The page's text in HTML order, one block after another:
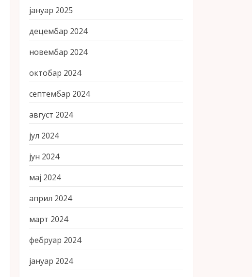
јануар 2025
децембар 2024
новембар 2024
октобар 2024
септембар 2024
август 2024
јул 2024
јун 2024
мај 2024
април 2024
март 2024
фебруар 2024
јануар 2024